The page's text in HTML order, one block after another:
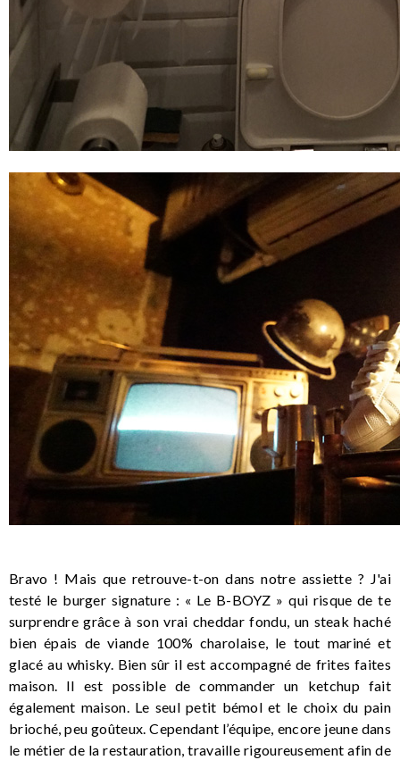
Bravo ! Mais que retrouve-t-on dans notre assiette ? J'ai
testé le burger signature : « Le B-BOYZ » qui risque de te
surprendre grâce à son vrai cheddar fondu, un steak haché
bien épais de viande 100% charolaise, le tout mariné et
glacé au whisky. Bien sûr il est accompagné de frites faites
maison. Il est possible de commander un ketchup fait
également maison. Le seul petit bémol et le choix du pain
brioché, peu goûteux. Cependant l’équipe, encore jeune dans
le métier de la restauration, travaille rigoureusement afin de